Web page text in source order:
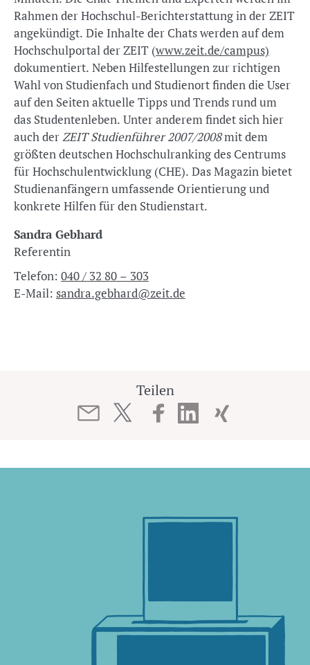
Rahmen der Hochschul-Berichterstattung in der ZEIT
angekündigt. Die Inhalte der Chats werden auf dem
Hochschulportal der ZEIT (www.zeit.de/campus)
dokumentiert. Neben Hilfestellungen zur richtigen
Wahl von Studienfach und Studienort finden die User
auf den Seiten aktuelle Tipps und Trends rund um
das Studentenleben. Unter anderem findet sich hier
auch derZEIT Studienführer 2007/2008mit dem
größten deutschen Hochschulranking des Centrums
für Hochschulentwicklung (CHE). Das Magazin bietet
Studienanfängern umfassende Orientierung und
konkrete Hilfen für den Studienstart.
Sandra Gebhard
Referentin
Telefon: 040 / 32 80 – 303
E-Mail: sandra.gebhard@zeit.de
Teilen